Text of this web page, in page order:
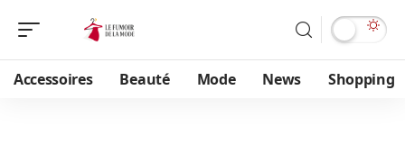
Accessoires Beauté Mode News Shopping